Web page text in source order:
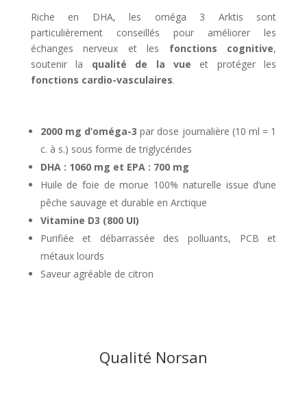
Riche en DHA, les oméga 3 Arktis sont
particulièrement conseillés pour améliorer les
échanges nerveux et les fonctions cognitive,
soutenir la qualité de la vue et protéger les
fonctions cardio-vasculaires.
2000 mg d’oméga-3 par dose journalière (10 ml = 1
c. à s.) sous forme de triglycérides
DHA : 1060 mg et EPA : 700 mg
Huile de foie de morue 100% naturelle issue d’une
pêche sauvage et durable en Arctique
Vitamine D3 (800 UI)
Purifiée et débarrassée des polluants, PCB et
métaux lourds
Saveur agréable de citron
Qualité Norsan